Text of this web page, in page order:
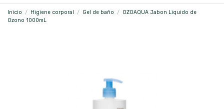
Inicio Higiene corporal Gel de baño
OZOAQUA Jabon Liquido de
Ozono 1000mL